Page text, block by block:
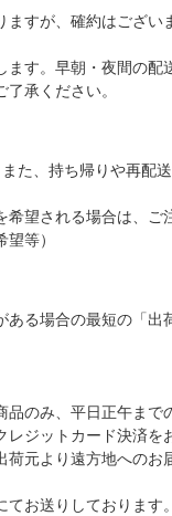
すが、確約はござい
す。早朝・夜間の配
承ください。
た、持ち帰りや再配
望される場合は、ご
等）
ある場合の最短の「
のみ、平日正午まで
ジットカード決済を
元より遠方地へのお
お送りしております